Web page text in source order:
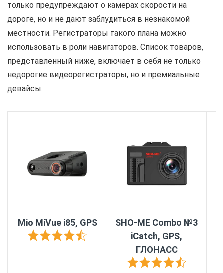
только предупреждают о камерах скорости на
дороге, но и не дают заблудиться в незнакомой
местности. Регистраторы такого плана можно
использовать в роли навигаторов. Список товаров,
представленный ниже, включает в себя не только
недорогие видеорегистраторы, но и премиальные
девайсы.
Mio MiVue i85, GPS
SHO-ME Combo №3
iCatch, GPS,
ГЛОНАСС